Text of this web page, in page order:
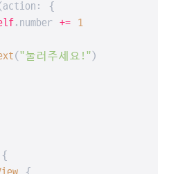
{
.number +=
1
("눌러주세요!")
{